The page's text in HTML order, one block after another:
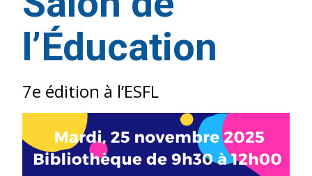
l’Éducation
7e édition à l’ESFL